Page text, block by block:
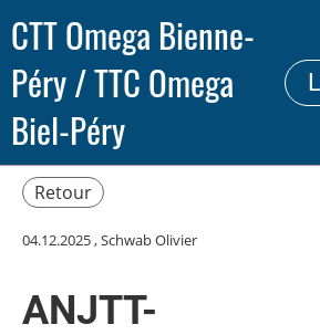
CTT Omega Bienne-
Péry / TTC Omega
Biel-Péry
Retour
04.12.2025, Schwab Olivier
ANJTT-